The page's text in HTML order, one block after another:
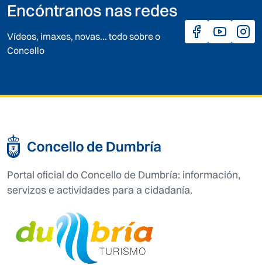
Encóntranos nas redes
Vídeos, imaxes, novas... todo sobre o
Concello
Portal oficial do Concello de Dumbría: información,
servizos e actividades para a cidadanía.